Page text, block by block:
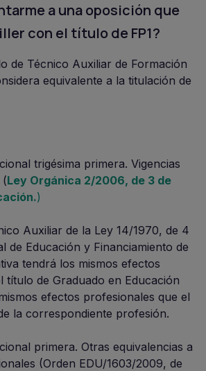
a una oposición que
con el título de FP1?
de Técnico Auxiliar de Formación
equivalente a la titulación de
trigésima primera. Vigencias
(Ley Orgánica 2/2006, de 3 de
)
Auxiliar de la Ley 14/1970, de 4
de Educación y Financiamiento de
tendrá los mismos efectos
título de Graduado en Educación
efectos profesionales que el
la correspondiente profesión.
primera. Otras equivalencias a
(Orden EDU/1603/2009, de